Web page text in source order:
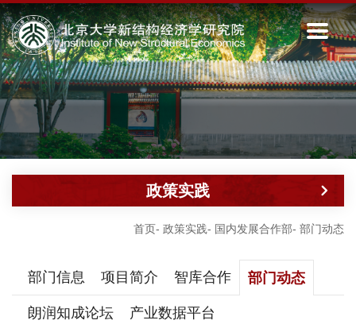
首页- 政策实践- 国内发展合作部- 部门动态
政策实践
部门信息 项目简介 智库合作 部门动态
朗润知成论坛 产业数据平台